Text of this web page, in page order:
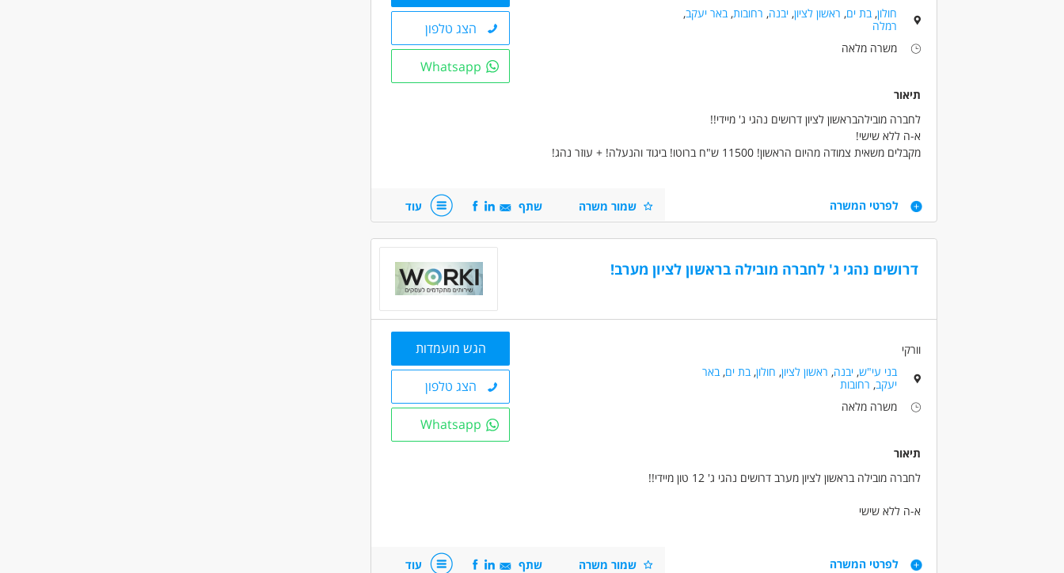
הצג טלפון
Whatsapp
חולון,בת ים, ראשון לציון,יבנה, רחובות,באר יעקב,
רמלה
משרה מלאה
תיאור
לחברה מובילהבראשון לציון דרושים נהגי ג' מיידי!!
א-ה ללא שישי!
מקבלים משאית צמודה מהיום הראשון! 11500 ש"ח ברוטו! ביגוד והנעלה! + עוזר נהג!
ניסיון בחלוקה חובה! מעל גיל 24
נהגים, רכב ותחבורה - נהג/ת חלוקה
לפרטי המשרה שמור משרה שתף עוד
דרושים נהגי ג' לחברה מובילה בראשון לציון מערב!
הגש מועמדות
הצג טלפון
Whatsapp
וורקי
בני עי"ש,יבנה, ראשון לציון, חולון,בת ים,באר
יעקב, רחובות
משרה מלאה
תיאור
לחברה מובילה בראשון לציון מערב דרושים נהגי ג' 12 טון מיידי!!
א-ה ללא שישי
לפרטי המשרה שמור משרה שתף עוד